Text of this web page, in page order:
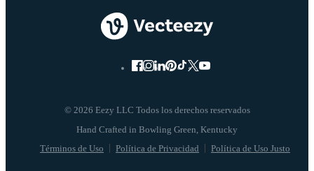
© 2026 Eezy LLC Todos los derechos reservados
Términos de Uso Política de Privacidad Política de Uso Justo